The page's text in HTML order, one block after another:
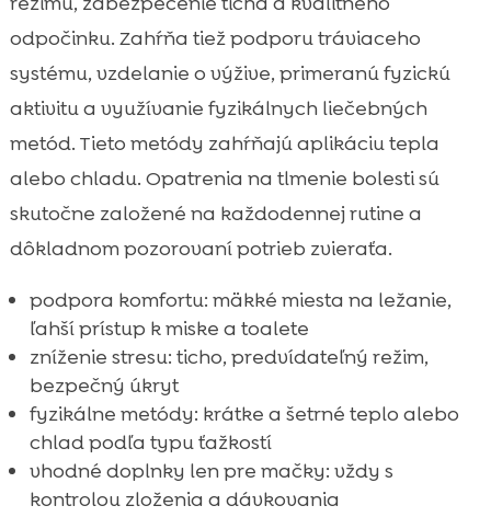
odpočinku. Zahŕňa tiež podporu tráviaceho
systému, vzdelanie o výžive, primeranú fyzickú
aktivitu a využívanie fyzikálnych liečebných
metód. Tieto metódy zahŕňajú aplikáciu tepla
alebo chladu. Opatrenia na tlmenie bolesti sú
skutočne založené na každodennej rutine a
dôkladnom pozorovaní potrieb zvieraťa.
podpora komfortu: mäkké miesta na ležanie,
ľahší prístup k miske a toalete
zníženie stresu: ticho, predvídateľný režim,
bezpečný úkryt
fyzikálne metódy: krátke a šetrné teplo alebo
chlad podľa typu ťažkostí
vhodné doplnky len pre mačky: vždy s
kontrolou zloženia a dávkovania